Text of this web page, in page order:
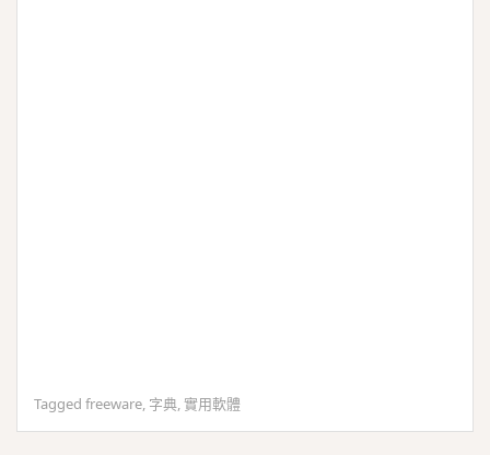
Tagged freeware, 字典,實用軟體